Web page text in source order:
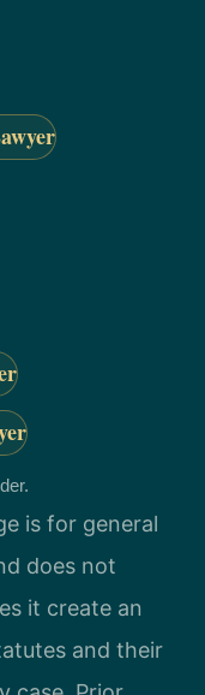
is for general
does not
it create an
and their